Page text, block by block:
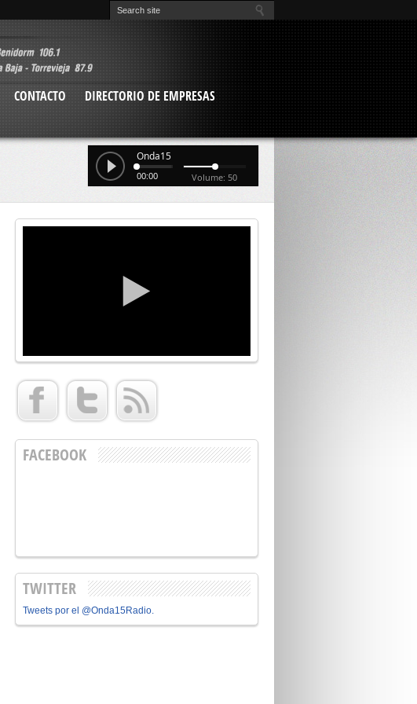
CONTACTO
DIRECTORIO DE EMPRESAS
Onda15
00:00 Volume: 50
FACEBOOK
TWITTER
Tweets por el @Onda15Radio.